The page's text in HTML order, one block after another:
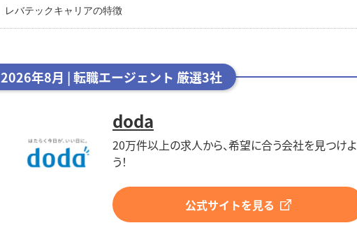
レバテックキャリアの特徴
2026年8月 | 転職エージェント 厳選3社
doda
20万件以上の求人から、希望に合う会社を見つけよ
う！
公式サイトを見る